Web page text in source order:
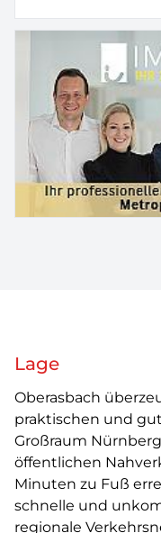
Lage
Oberasbach
praktischen und
Großraum
öffentlichen
Minuten zu Fuß
schnelle und
regionale